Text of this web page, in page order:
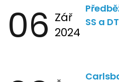
06 Zář
2024
SS a DT